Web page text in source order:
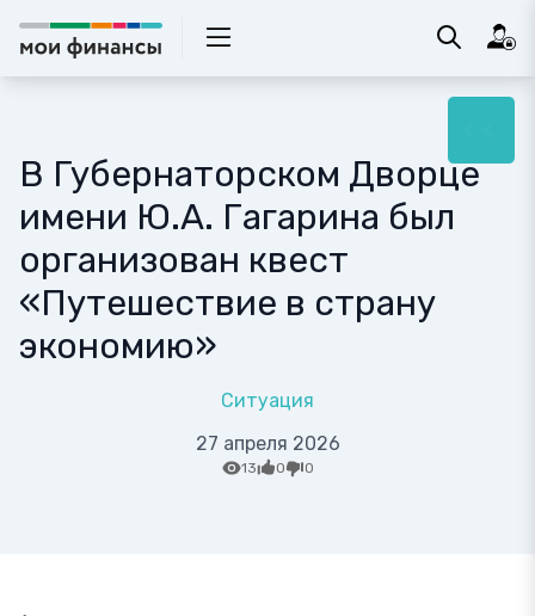
В Губернаторском Дворце
имени Ю.А. Гагарина был
организован квест
«Путешествие в страну
экономию»
Ситуация
27 апреля 2026
13 0 0